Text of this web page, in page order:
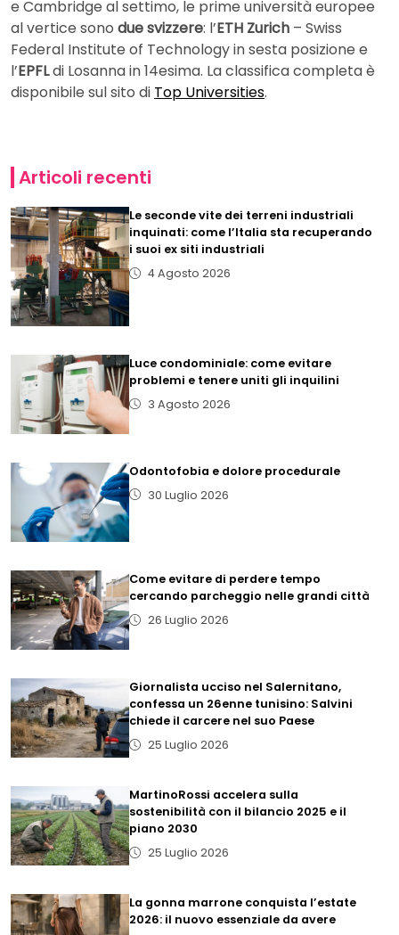
e Cambridge al settimo, le prime università europee
al vertice sono due svizzere: l’ETH Zurich – Swiss
Federal Institute of Technology in sesta posizione e
l’EPFLdi Losanna in 14esima. La classifica completa è
disponibile sul sito di Top Universities.
Articoli recenti
Le seconde vite dei terreni industriali
inquinati: come l’Italia sta recuperando
i suoi ex siti industriali
4 Agosto 2026
Luce condominiale: come evitare
problemi e tenere uniti gli inquilini
3 Agosto 2026
Odontofobia e dolore procedurale
30 Luglio 2026
Come evitare di perdere tempo
cercando parcheggio nelle grandi città
26 Luglio 2026
Giornalista ucciso nel Salernitano,
confessa un 26enne tunisino: Salvini
chiede il carcere nel suo Paese
25 Luglio 2026
MartinoRossi accelera sulla
sostenibilità con il bilancio 2025 e il
piano 2030
25 Luglio 2026
La gonna marrone conquista l’estate
2026: il nuovo essenziale da avere